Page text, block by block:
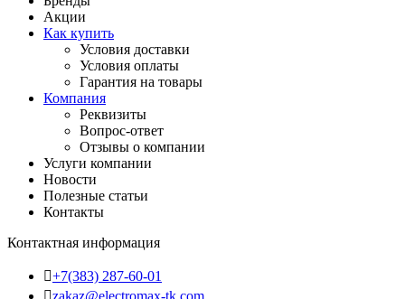
Акции
Как купить
Условия доставки
Условия оплаты
Гарантия на товары
Компания
Реквизиты
Вопрос-ответ
Отзывы о компании
Услуги компании
Новости
Полезные статьи
Контакты
Контактная информация
+7(383) 287-60-01
zakaz@electromax-tk.com